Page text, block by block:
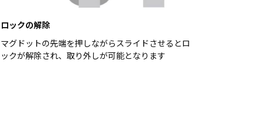
ロックの解除
マグドットの先端を押しながらスライドさせるとロ
ックが解除され、取り外しが可能となります